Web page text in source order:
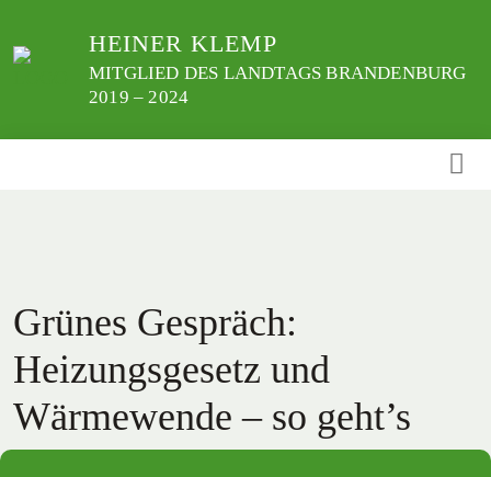
zum
HEINER KLEMP
MITGLIED DES LANDTAGS BRANDENBURG
2019 – 2024
Grünes Gespräch:
Heizungsgesetz und
Wärmewende – so geht’s